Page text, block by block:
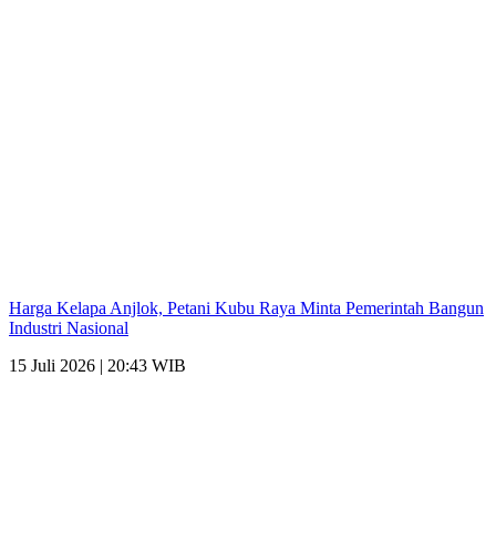
Harga Kelapa Anjlok, Petani Kubu Raya Minta Pemerintah Bangun
Industri Nasional
15 Juli 2026 | 20:43 WIB